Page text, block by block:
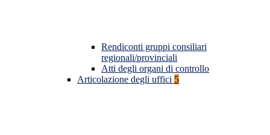
Rendiconti gruppi consiliari
regionali/provinciali
Atti degli organi di controllo
Articolazione degli uffici 5